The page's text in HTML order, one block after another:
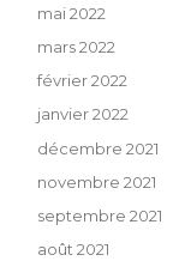
mai 2022
mars 2022
février 2022
janvier 2022
décembre 2021
novembre 2021
septembre 2021
août 2021